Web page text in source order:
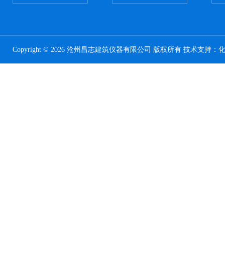
Copyright © 2026 沧州昌志建筑仪器有限公司 版权所有 技术支持：